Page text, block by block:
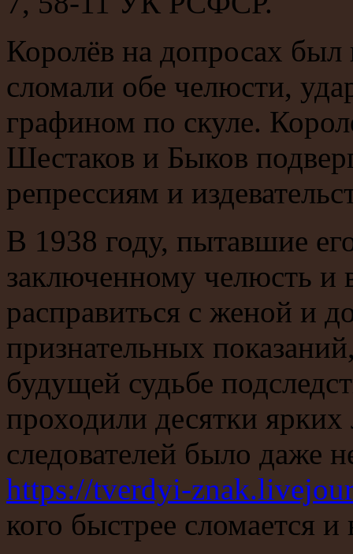
Королёв на допросах
сломали обе челюсти,
графином по скуле.
Шестаков и Быков
репрессиям и
В 1938 году, пытавшие
заключенному челюсть и
расправиться с женой и
признательных
будущей судьбе
проходили десятки
следователей было даже
https://tverdyi-
кого быстрее сломается